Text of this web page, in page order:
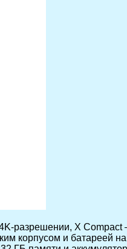
разрешении, X
корпусом и батареей